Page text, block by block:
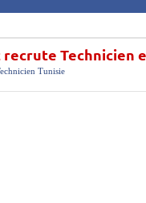
recrute Technicien
Tunisie